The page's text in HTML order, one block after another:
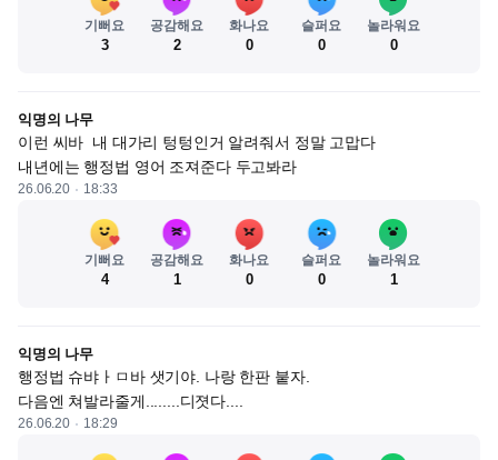
기뻐요
3
공감해요
2
화나요
0
슬퍼요
0
놀라워요
0
익명의 나무
이런 씨바  내 대가리 텅텅인거 알려줘서 정말 고맙다
내년에는 행정법 영어 조져준다 두고봐라
26.06.20 18:33
기뻐요
4
공감해요
1
화나요
0
슬퍼요
0
놀라워요
1
익명의 나무
행정법 슈뱌ㅏㅁ바 샛기야. 나랑 한판 붙자.
다음엔 쳐발라줄게........디졋다....
26.06.20 18:29